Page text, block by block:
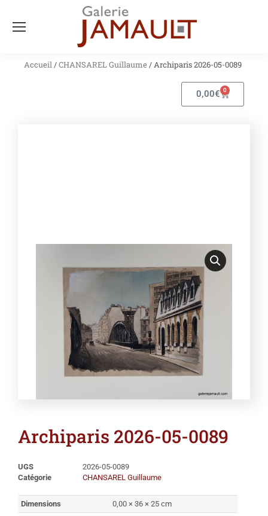
Accueil/CHANSAREL Guillaume/ Archiparis 2026-05-0089
0,00€ 0
Archiparis 2026-05-0089
UGS
2026-05-0089
Catégorie
CHANSAREL Guillaume
Dimensions 0,00 × 36 × 25 cm